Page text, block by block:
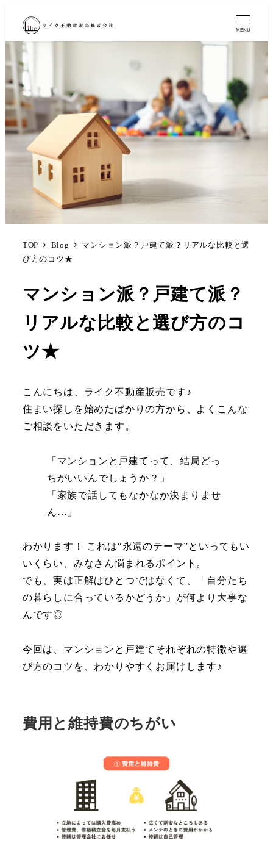
MENU
TOP Blog
マンション派？戸建て派？リアルな比較と選
び方のコツ★
マンション派？戸建て派？
リアルな比較と選び方のコ
ツ★
こんにちは、ライク不動産販売です♪
住まい探しを始めたばかりの方から、よくこんな
ご相談をいただきます。
「マンションと戸建てって、結局どっ
ちがいいんでしょうか？」
「家族で話してもなかなか決まりませ
ん…」
わかります！ これは“永遠のテーマ”といってもい
いくらい、みなさん悩まれるポイント。
でも、実は正解はひとつではなくて、「自分たち
の暮らしに合っているかどうか」が何より大事な
んです◎
今回は、マンションと戸建てそれぞれの特徴や選
び方のコツを、わかりやすくお届けします♪
費用と維持費のちがい